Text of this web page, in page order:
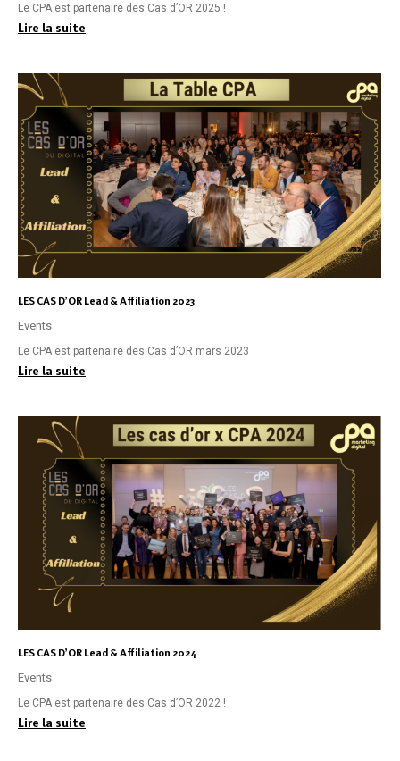
Le CPA est partenaire des Cas d’OR 2025 !
Lire la suite
LES CAS D’OR Lead & Affiliation 2023
Events
Le CPA est partenaire des Cas d’OR mars 2023
Lire la suite
LES CAS D’OR Lead & Affiliation 2024
Events
Le CPA est partenaire des Cas d’OR 2022 !
Lire la suite